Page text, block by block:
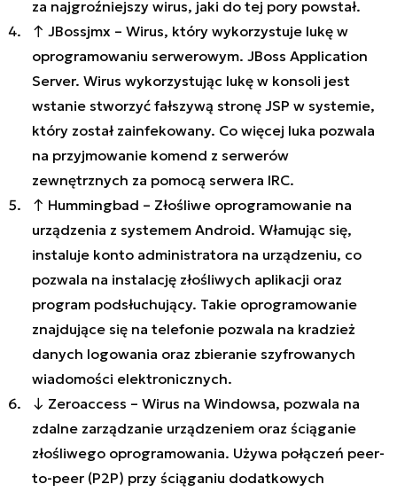
za najgroźniejszy wirus, jaki do tej pory powstał.
↑ JBossjmx – Wirus, który wykorzystuje lukę w
oprogramowaniu serwerowym. JBoss Application
Server. Wirus wykorzystując lukę w konsoli jest
wstanie stworzyć fałszywą stronę JSP w systemie,
który został zainfekowany. Co więcej luka pozwala
na przyjmowanie komend z serwerów
zewnętrznych za pomocą serwera IRC.
↑ Hummingbad – Złośliwe oprogramowanie na
urządzenia z systemem Android. Włamując się,
instaluje konto administratora na urządzeniu, co
pozwala na instalację złośliwych aplikacji oraz
program podsłuchujący. Takie oprogramowanie
znajdujące się na telefonie pozwala na kradzież
danych logowania oraz zbieranie szyfrowanych
wiadomości elektronicznych.
↓ Zeroaccess – Wirus na Windowsa, pozwala na
zdalne zarządzanie urządzeniem oraz ściąganie
złośliwego oprogramowania. Używa połączeń peer-
to-peer (P2P) przy ściąganiu dodatkowych